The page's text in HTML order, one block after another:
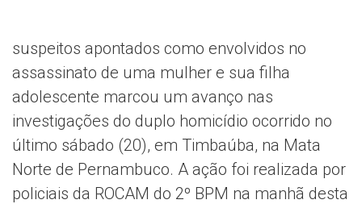
suspeitos apontados como envolvidos no
assassinato de uma mulher e sua filha
adolescente marcou um avanço nas
investigações do duplo homicídio ocorrido no
último sábado (20), em Timbaúba, na Mata
Norte de Pernambuco. A ação foi realizada por
policiais da ROCAM do 2º BPM na manhã desta